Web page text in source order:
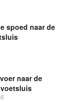
spoed naar de
naar de